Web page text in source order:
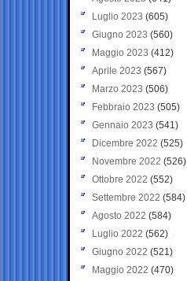
Luglio 2023 (605)
Giugno 2023 (560)
Maggio 2023 (412)
Aprile 2023 (567)
Marzo 2023 (506)
Febbraio 2023 (505)
Gennaio 2023 (541)
Dicembre 2022 (525)
Novembre 2022 (526)
Ottobre 2022 (552)
Settembre 2022 (584)
Agosto 2022 (584)
Luglio 2022 (562)
Giugno 2022 (521)
Maggio 2022 (470)